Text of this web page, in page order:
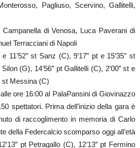
Pagliuso, Scervino, Gallitelli,
di Venosa, Luca Paverani di
Terracciani di Napoli
11’52” st Sanz (C), 9’17” pt e 15’35” st
(G), 14’56” pt Gallitelli (C), 2’00” st e
st Messina (C)
ore 16:00 al PalaPansini di Giovinazzo
spettatori. Prima dell’inizio della gara è
di raccoglimento in memoria di Carlo
della Federcalcio scomparso oggi all’età
pt Petragallo (C), 12’13” pt Fermino